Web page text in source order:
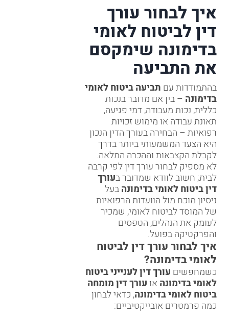
איך לבחור עורך
דין לביטוח לאומי
בדימונה שימקסם
את התביעה
בהתמודדות עם תביעה ביטוח לאומי
בדימונה – בין אם מדובר בנכות
כללית, נכות מעבודה, דמי פגיעה,
תאונת עבודה או מימוש זכויות
רפואיות – הבחירה בעורך הדין הנכון
היא הצעד המשמעותי ביותר בדרך
לקבלת הקצבאות וההכרה המלאה.
לא מספיק לבחור עורך דין לפי קרבה
לבית; חשוב לוודא שמדובר בעורך
דין ביטוח לאומי בדימונהבעל
ניסיון מוכח מול הוועדות הרפואיות
של המוסד לביטוח לאומי, שמכיר
לעומק את הנהלים, הטפסים
והפרקטיקה בפועל.
איך לבחור עורך דין לביטוח
לאומי בדימונה?
כשמחפשים עורך דין לענייני ביטוח
לאומי בדימונה או עורך דין מומחה
ביטוח לאומי בדימונה, כדאי לבחון
כמה פרמטרים אובייקטיביים: